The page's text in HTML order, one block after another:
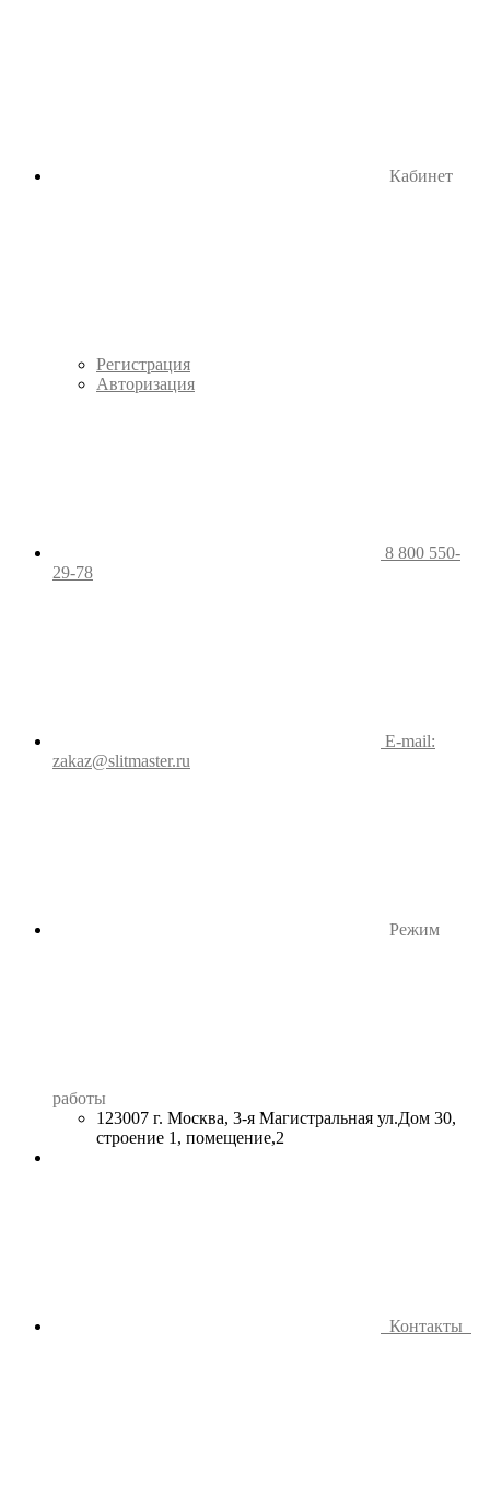
Кабинет
Регистрация
Авторизация
8 800 550-
29-78
E-mail:
zakaz@slitmaster.ru
Режим
работы
123007 г. Москва, 3-я Магистральная ул.Дом 30,
строение 1, помещение,2
Контакты